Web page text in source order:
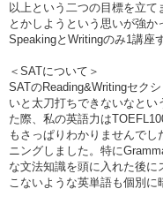
以上という二つの目標を立
とかしようという思いが強
SpeakingとWritingのみ1講座
＜SATについて＞
SATのReading&Writingセク
いと太刀打ちできないなとい
た際、私の英語力は
もさっぱりわかりませんで
ニングしました。特に
な文法知識を頭に入れた後
こないような英単語も個別に